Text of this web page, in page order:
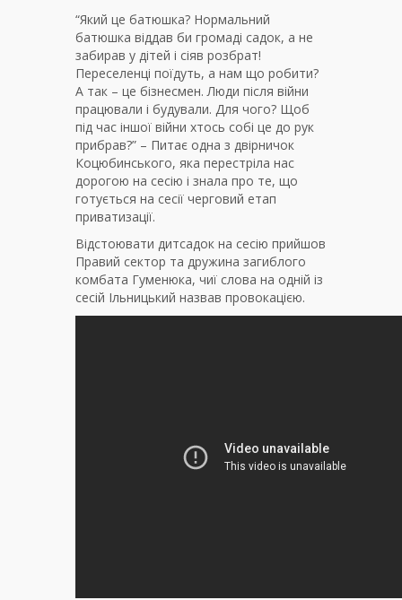
“Який це батюшка? Нормальний
батюшка віддав би громаді садок, а не
забирав у дітей і сіяв розбрат!
Переселенці поїдуть, а нам що робити?
А так – це бізнесмен. Люди після війни
працювали і будували. Для чого? Щоб
під час іншої війни хтось собі це до рук
прибрав?” – Питає одна з двірничок
Коцюбинського, яка перестріла нас
дорогою на сесію і знала про те, що
готується на сесії черговий етап
приватизації.
Відстоювати дитсадок на сесію прийшов
Правий сектор та дружина загиблого
комбата Гуменюка, чиї слова на одній із
сесій Ільницький назвав провокацією.